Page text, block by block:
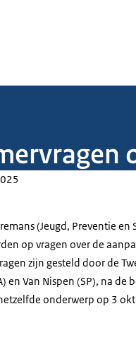
(Jeugd, Preventie en
op vragen over de
zijn gesteld door de
en Van Nispen (SP), na de
onderwerp op 3